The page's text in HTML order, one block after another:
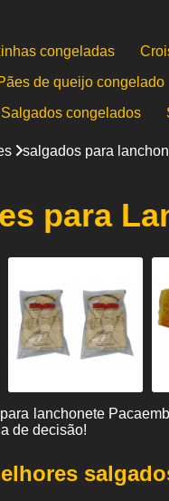
congeladas
de queijo congelado
Salgados congelados
salgados para
para
lanchonete
de decisão!